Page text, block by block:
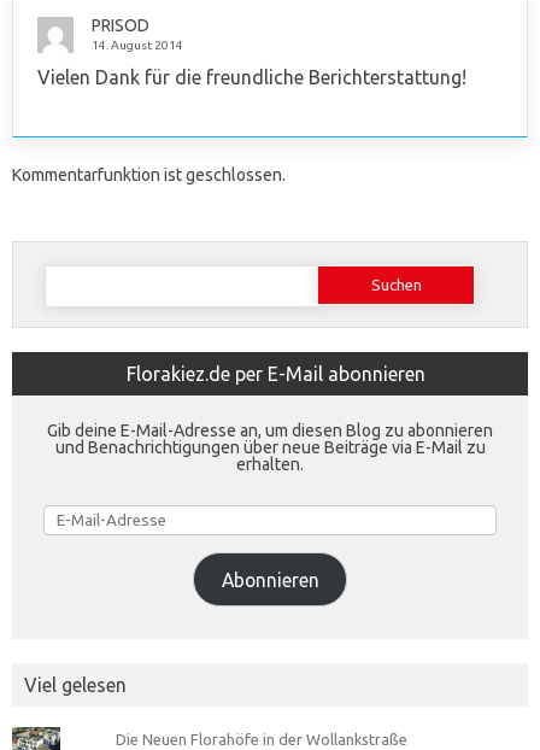
PRISOD
14. August 2014
Vielen Dank für die freundliche Berichterstattung!
Kommentarfunktion ist geschlossen.
Suchen
Florakiez.de per E-Mail abonnieren
Gib deine E-Mail-Adresse an, um diesen Blog zu abonnieren
und Benachrichtigungen über neue Beiträge via E-Mail zu
erhalten.
E-
Mail-
Adresse
Abonnieren
Viel gelesen
Die Neuen Florahöfe in der Wollankstraße